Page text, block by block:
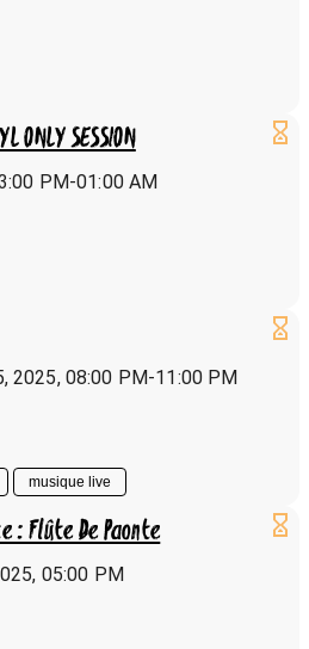
ONLY SESSION
PM-01:00 AM
2025, 08:00 PM-11:00 PM
musique live
: Flûte De Paonte
05:00 PM